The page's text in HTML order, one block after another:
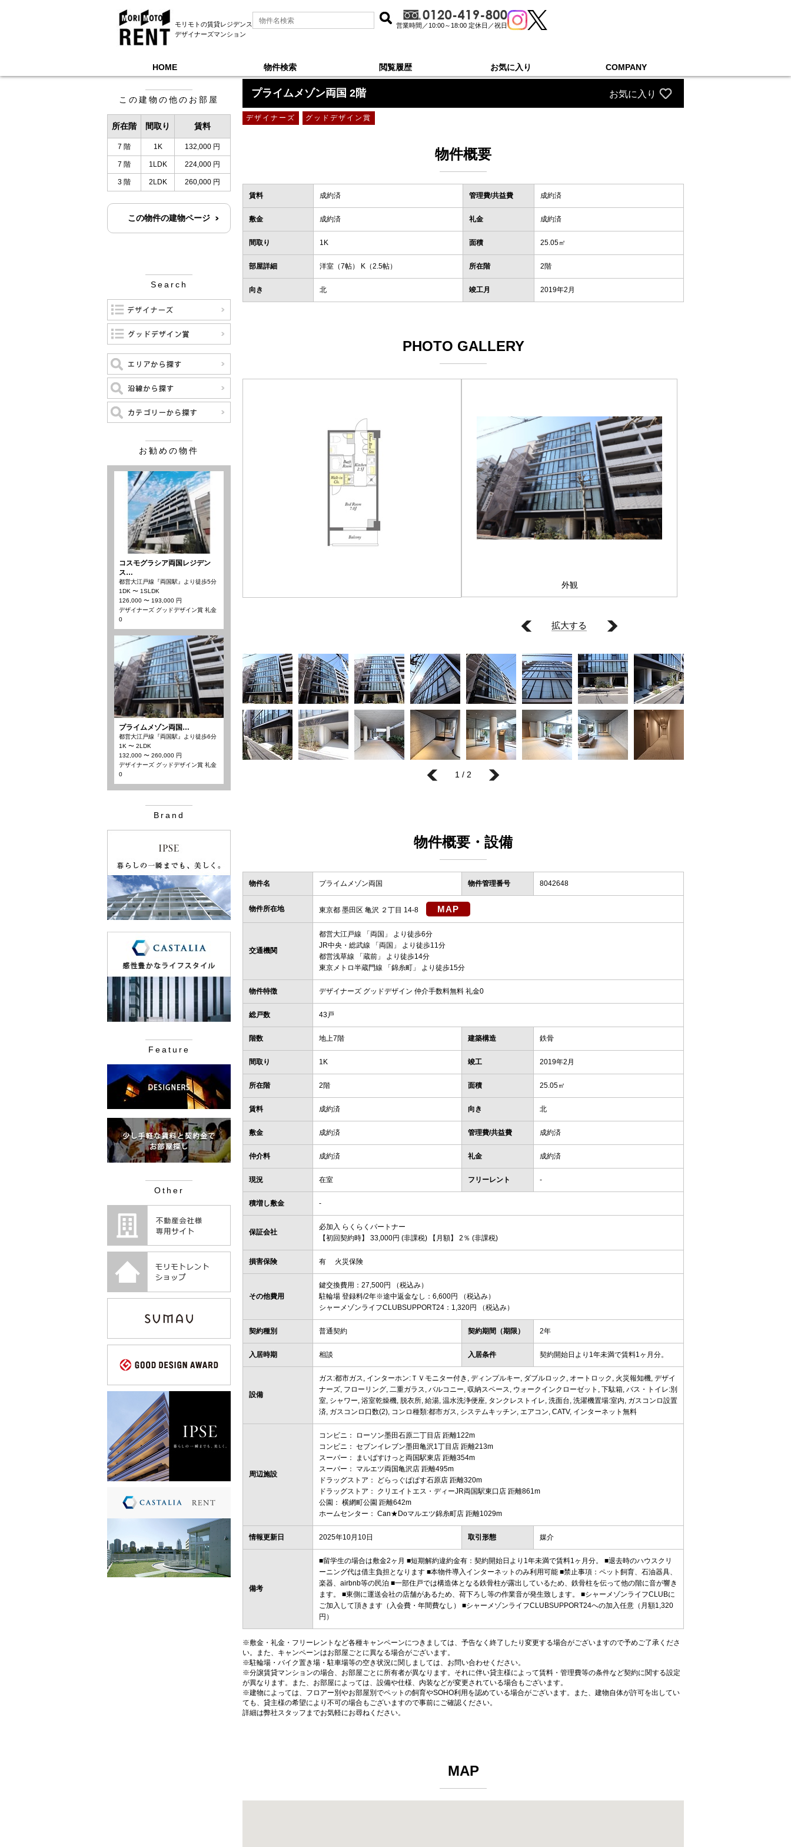
モリモトの賃貸レジデンス
デザイナーズマンション
営業時間／10:00～18:00 定休日／祝日
HOME 物件検索 閲覧履歴 お気に入り COMPANY
モリモトレントTOP ＞ 2階
プライムメゾン両国 2階 お気に入り
デザイナーズ グッドデザイン賞
物件概要
賃料 成約済 管理費/共益費 成約済
敷金 成約済 礼金 成約済
間取り 1K 面積 25.05㎡
部屋詳細 洋室（7帖） K（2.5帖） 所在階 2階
向き 北 竣工月 2019年2月
PHOTO GALLERY
拡大する
外観
1 / 2
物件概要・設備
物件名 プライムメゾン両国 物件管理番号 8042648
物件所在地 東京都 墨田区 亀沢 ２丁目 14-8 MAP
交通機関
都営大江戸線 「 両国 」 より徒歩6分
JR中央・総武線 「 両国 」 より徒歩11分
都営浅草線 「 蔵前 」 より徒歩14分
東京メトロ半蔵門線 「 錦糸町 」 より徒歩15分
物件特徴 デザイナーズ グッドデザイン 仲介手数料無料 礼金0
総戸数 43戸
階数 地上7階 建築構造 鉄骨
間取り 1K 竣工 2019年2月
所在階 2階 面積 25.05㎡
賃料 成約済 向き 北
敷金 成約済 管理費/共益費 成約済
仲介料 成約済 礼金 成約済
現況 在室 フリーレント -
積増し敷金 -
保証会社
必加入 らくらくパートナー
【初回契約時】 33,000円 (非課税) 【月額】 2％ (非課税)
損害保険 有 火災保険
その他費用
鍵交換費用：27,500円 （税込み）
駐輪場 登録料/2年※途中返金なし：6,600円 （税込み）
シャーメゾンライフCLUBSUPPORT24：1,320円 （税込み）
契約種別 普通契約 契約期間（期限） 2年
入居時期 相談 入居条件 契約開始日より1年未満で賃料1ヶ月分。
設備
ガス:都市ガス, インターホン:ＴＶモニター付き, ディンプルキー, ダブルロック, オートロック, 火災報知機, デザイ
ナーズ, フローリング, 二重ガラス, バルコニー, 収納スペース, ウォークインクローゼット, 下駄箱, バス・トイレ:別
室, シャワー, 浴室乾燥機, 脱衣所, 給湯, 温水洗浄便座, タンクレストイレ, 洗面台, 洗濯機置場:室内, ガスコンロ設置
済, ガスコンロ口数(2), コンロ種類:都市ガス, システムキッチン, エアコン, CATV, インターネット無料
周辺施設
コンビニ： ローソン墨田石原二丁目店 距離122m
コンビニ： セブンイレブン墨田亀沢1丁目店 距離213m
スーパー： まいばすけっと両国駅東店 距離354m
スーパー： マルエツ両国亀沢店 距離495m
ドラッグストア： どらっぐぱぱす石原店 距離320m
ドラッグストア： クリエイトエス・ディーJR両国駅東口店 距離861m
公園： 横網町公園 距離642m
ホームセンター： Can★Doマルエツ錦糸町店 距離1029m
情報更新日 2025年10月10日 取引形態 媒介
備考
■留学生の場合は敷金2ヶ月 ■短期解約違約金有：契約開始日より1年未満で賃料1ヶ月分。 ■退去時のハウスクリ
ーニング代は借主負担となります ■本物件導入インターネットのみ利用可能 ■禁止事項：ペット飼育、石油器具、
楽器、airbnb等の民泊 ■一部住戸では構造体となる鉄骨柱が露出しているため、鉄骨柱を伝って他の階に音が響き
ます。 ■東側に運送会社の店舗があるため、荷下ろし等の作業音が発生致します。 ■シャーメゾンライフCLUBに
ご加入して頂きます（入会費・年間費なし） ■シャーメゾンライフCLUBSUPPORT24への加入任意（月額1,320
円）
※敷金・礼金・フリーレントなど各種キャンペーンにつきましては、予告なく終了したり変更する場合がございますので予めご了承くださ
い。また、キャンペーンはお部屋ごとに異なる場合がございます。
※駐輪場・バイク置き場・駐車場等の空き状況に関しましては、お問い合わせください。
※分譲賃貸マンションの場合、お部屋ごとに所有者が異なります。それに伴い貸主様によって賃料・管理費等の条件など契約に関する設定
が異なります。また、お部屋によっては、設備や仕様、内装などが変更されている場合もございます。
※建物によっては、フロアー別やお部屋別でペットの飼育やSOHO利用を認めている場合がございます。また、建物自体が許可を出してい
ても、貸主様の希望により不可の場合もございますので事前にご確認ください。
詳細は弊社スタッフまでお気軽にお尋ねください。
MAP
この建物の他のお部屋
所在階 間取り 賃料
7 階 1K 132,000 円
7 階 1LDK 224,000 円
3 階 2LDK 260,000 円
この物件の建物ページ
Search
お勧めの物件
コスモグラシア両国レジデン
ス…
都営大江戸線『両国駅』より徒歩5分
1DK 〜 1SLDK
126,000 〜 193,000 円
デザイナーズ グッドデザイン賞 礼金
0
プライムメゾン両国…
都営大江戸線『両国駅』より徒歩6分
1K 〜 2LDK
132,000 〜 260,000 円
デザイナーズ グッドデザイン賞 礼金
0
Brand
Feature
Other